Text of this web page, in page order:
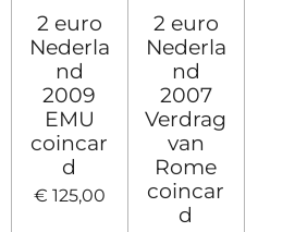
2 euro
Nederla
nd
2009
EMU
coincar
d
€ 125,00
2 euro
Nederla
nd
2007
Verdrag
van
Rome
coincar
d